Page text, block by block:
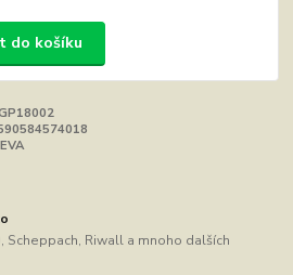
do košíku
Scheppach, Riwall a mnoho dalších